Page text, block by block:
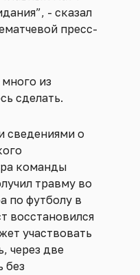
- сказал
пресс-
из
сделать.
сведениями о
команды
травму во
по футболу в
восстановился
участвовать
через две
без